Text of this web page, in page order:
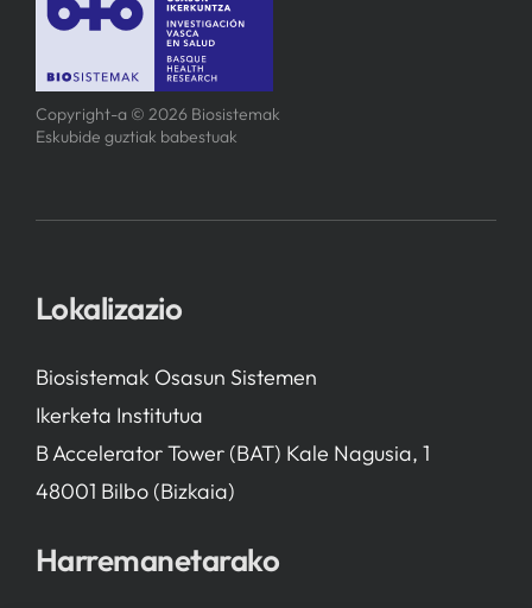
Copyright-a © 2026 Biosistemak
Eskubide guztiak babestuak
Lokalizazio
Biosistemak Osasun Sistemen
Ikerketa Institutua
B Accelerator Tower (BAT) Kale Nagusia, 1
48001 Bilbo (Bizkaia)
Harremanetarako